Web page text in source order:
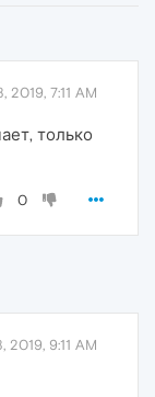
2019, 7:11 AM
только
0
2019, 9:11 AM